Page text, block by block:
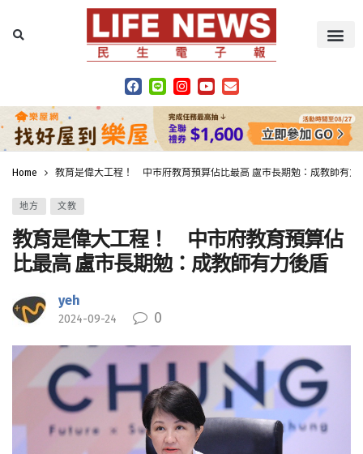
Home 教育是偉大工程！ 中市府教育預算佔比最高 盧市長期勉：成教師有力
地方 文教
教育是偉大工程！ 中市府教育預算佔
比最高 盧市長期勉：成教師有力後盾
yeh
2024-09-24 0